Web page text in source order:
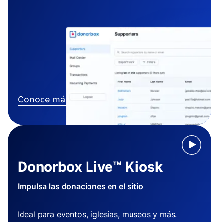
Conoce más
Donorbox Live™ Kiosk
Impulsa las donaciones en el sitio
Ideal para eventos, iglesias, museos y más.